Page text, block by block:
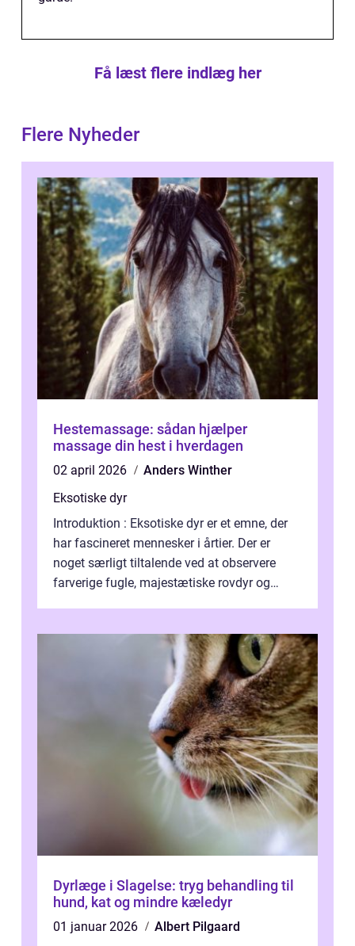
Få læst flere indlæg her
Flere Nyheder
Hestemassage: sådan hjælper
massage din hest i hverdagen
02 april 2026
Anders Winther
Eksotiske dyr
Introduktion : Eksotiske dyr er et emne, der
har fascineret mennesker i årtier. Der er
noget særligt tiltalende ved at observere
farverige fugle, majestætiske rovdyr og
Dyrlæge i Slagelse: tryg behandling til
hund, kat og mindre kæledyr
01 januar 2026
Albert Pilgaard